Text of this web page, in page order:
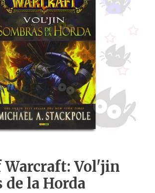
Warcraft: Vol'jin
de la Horda